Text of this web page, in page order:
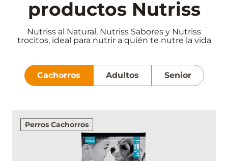
productos Nutriss
Nutriss al Natural, Nutriss Sabores y Nutriss
trocitos, ideal para nutrir a quién te nutre la vida
Cachorros Adultos Senior
Perros Cachorros